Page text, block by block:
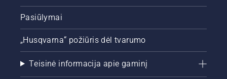
Pasiūlymai
„Husqvarna“ požiūris dėl tvarumo
Teisinė informacija apie gaminį